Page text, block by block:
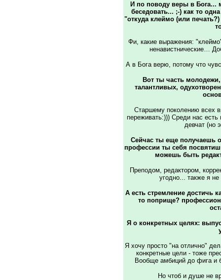
И по поводу веры в
беседовать... ;-) как то
"откуда клеймо (или
Фи, какие выражения:
ненавистнические…
А в Бога верю, потому что
Вот ты часть
талантливых,
Старшему поколению всех
переживать:))) Среди нас
девчат (но
Сейчас ты еще получаешь
профессии ты себя
можешь быть
Преподом, редактором,
угодно... также я
А есть стремление достичь
то поприще?
Я о конкретных целях:
Я хочу просто "на отлично"
конкретные цели - тоже
Вообще амбиций до фига и
Но чтоб и душе не